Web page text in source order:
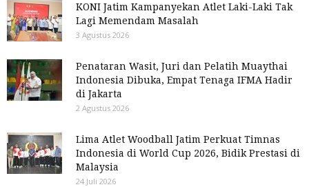
KONI Jatim Kampanyekan Atlet Laki-Laki Tak
Lagi Memendam Masalah
3 Agustus 2026
Penataran Wasit, Juri dan Pelatih Muaythai
Indonesia Dibuka, Empat Tenaga IFMA Hadir
di Jakarta
2 Agustus 2026
Lima Atlet Woodball Jatim Perkuat Timnas
Indonesia di World Cup 2026, Bidik Prestasi di
Malaysia
24 Juli 2026